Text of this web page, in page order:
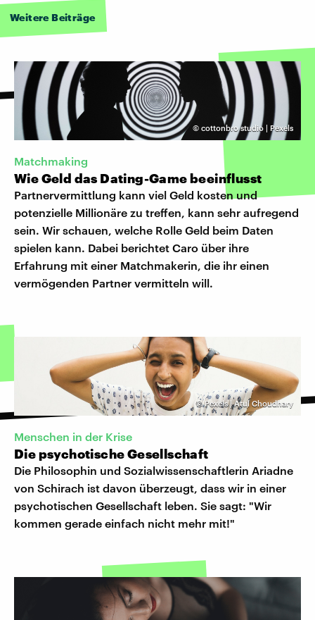
Weitere Beiträge
© cottonbro studio | Pexels
Matchmaking
Wie Geld das Dating-Game beeinflusst
Partnervermittlung kann viel Geld kosten und
potenzielle Millionäre zu treffen, kann sehr aufregend
sein. Wir schauen, welche Rolle Geld beim Daten
spielen kann. Dabei berichtet Caro über ihre
Erfahrung mit einer Matchmakerin, die ihr einen
vermögenden Partner vermitteln will.
©Pexels | Atul Choudhary
Menschen in der Krise
Die psychotische Gesellschaft
Die Philosophin und Sozialwissenschaftlerin Ariadne
von Schirach ist davon überzeugt, dass wir in einer
psychotischen Gesellschaft leben. Sie sagt: "Wir
kommen gerade einfach nicht mehr mit!"